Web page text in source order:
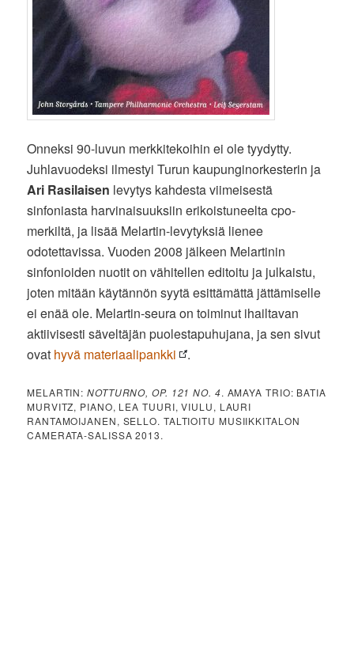
Onneksi 90-luvun merkkitekoihin ei ole tyydytty.
Juhlavuodeksi ilmestyi Turun kaupunginorkesterin ja
Ari Rasilaisen levytys kahdesta viimeisestä
sinfoniasta harvinaisuuksiin erikoistuneelta cpo-
merkiltä, ja lisää Melartin-levytyksiä lienee
odotettavissa. Vuoden 2008 jälkeen Melartinin
sinfonioiden nuotit on vähitellen editoitu ja julkaistu,
joten mitään käytännön syytä esittämättä jättämiselle
ei enää ole. Melartin-seura on toiminut ihailtavan
aktiivisesti säveltäjän puolestapuhujana, ja sen sivut
ovat hyvä materiaalipankki .
MELARTIN:NOTTURNO, OP. 121 NO. 4. AMAYA TRIO: BATIA
MURVITZ, PIANO, LEA TUURI, VIULU, LAURI
RANTAMOIJANEN, SELLO. TALTIOITU MUSIIKKITALON
CAMERATA-SALISSA 2013.